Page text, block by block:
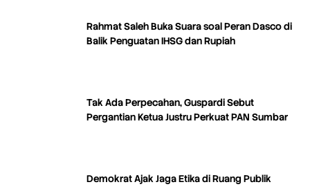
Rahmat Saleh Buka Suara soal Peran Dasco di
Balik Penguatan IHSG dan Rupiah
Tak Ada Perpecahan, Guspardi Sebut
Pergantian Ketua Justru Perkuat PAN Sumbar
Demokrat Ajak Jaga Etika di Ruang Publik